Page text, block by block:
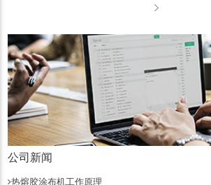
公司新闻
热熔胶涂布机工作原理